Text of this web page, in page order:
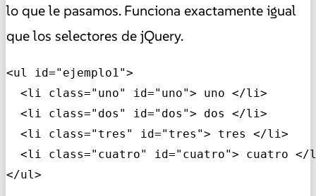
lo que le pasamos. Funciona exactamente igual
que los selectores de jQuery.
<ul id="ejemplo1">
  <li class="uno" id="uno"> uno </li>
  <li class="dos" id="dos"> dos </li>
  <li class="tres" id="tres"> tres </li>
<li class="cuatro" id="cuatro"> cuatro
</ul>